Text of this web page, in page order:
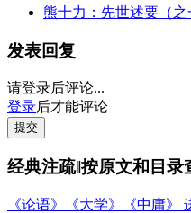
熊十力：先世述要（之
发表回复
请登录后评论...
登录后才能评论
提交
经典注疏‖按原文和目录
《论语》《大学》《中庸》